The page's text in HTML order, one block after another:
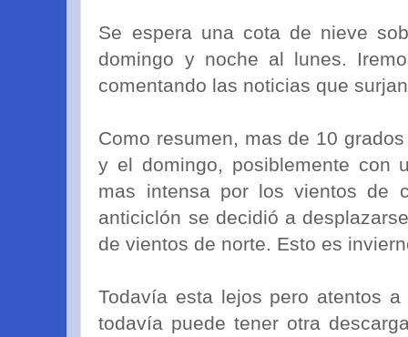
Se espera una cota de nieve
domingo y noche al lunes.
comentando las noticias que
Como resumen, mas de 10
y el domingo, posiblemente con
mas intensa por los vientos de
anticiclón se decidió a
de vientos de norte. Esto es
Todavía esta lejos pero atentos
todavía puede tener otra